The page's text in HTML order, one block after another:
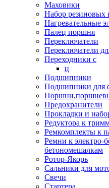
Маховики
Набор
Нагревательные
Палец поршня
Переключатели
Переключатели
Переходники с
ц
Подшипники
Подшипники для
Предохранители
Прокладки и
Редуктора к
Ремкомплекты к
Ремни к электро-
бетономешалкам
Ротор-Якорь
Сальники для
Свечи
Стартера